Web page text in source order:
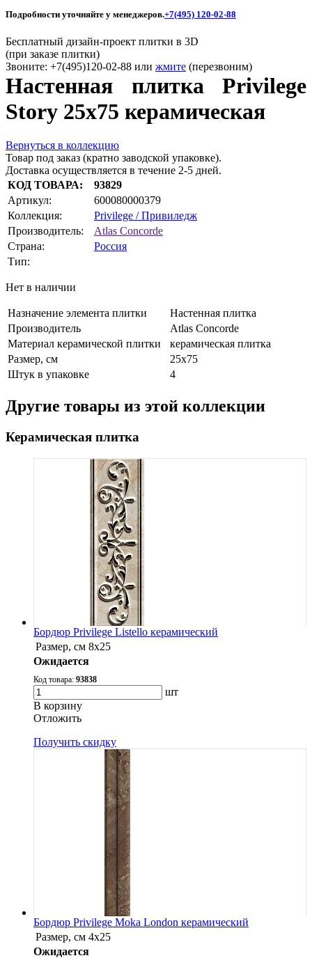
Подробности уточняйте у менеджеров.+7(495) 120-02-88
Бесплатный дизайн-проект плитки в 3D
(при заказе плитки)
Звоните: +7(495)120-02-88 или жмите (перезвоним)
Настенная плитка Privilege
Story 25x75 керамическая
Вернуться в коллекцию
Товар под заказ (кратно заводской упаковке).
Доставка осуществляется в течение 2-5 дней.
КОД ТОВАРА:
93829
Артикул:
600080000379
Коллекция:
Privilege / Привиледж
Производитель:
Atlas Concorde
Страна:
Россия
Тип:
Нет в наличии
Назначение элемента плитки
Настенная плитка
Производитель
Atlas Concorde
Материал керамической плитки
керамическая плитка
Размер, см
25x75
Штук в упаковке
4
Другие товары из этой коллекции
Керамическая плитка
Бордюр Privilege Listello керамический
Размер, см 8x25
Ожидается
Код товара: 93838
шт
В корзину
Oтложить
Получить скидку
Бордюр Privilege Moka London керамический
Размер, см 4x25
Ожидается